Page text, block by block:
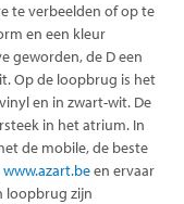
te verbeelden of op te
en een kleur
geworden, de D een
Op de loopbrug is het
en in zwart-wit. De
in het atrium. In
de mobile, de beste
www.azart.been ervaar
loopbrug zijn